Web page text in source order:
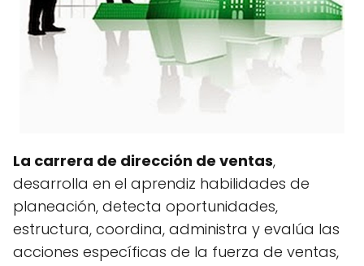
La carrera de dirección de ventas,
desarrolla en el aprendiz habilidades de
planeación, detecta oportunidades,
estructura, coordina, administra y evalúa las
acciones específicas de la fuerza de ventas,